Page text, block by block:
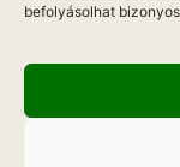
befolyásolhat